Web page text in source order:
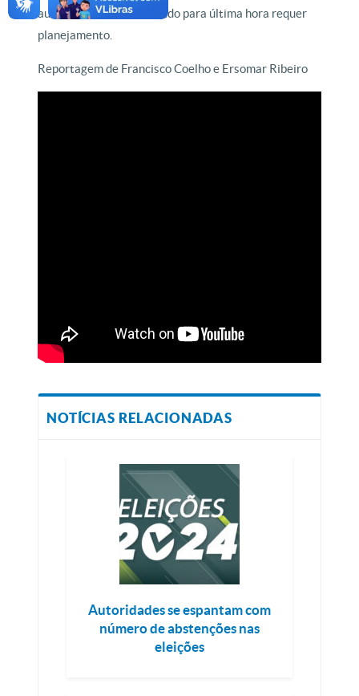
ausência. E não deixar tudo para última hora requer
planejamento.
Reportagem de Francisco Coelho e Ersomar Ribeiro
NOTÍCIAS RELACIONADAS
Autoridades se espantam com
número de abstenções nas
eleições